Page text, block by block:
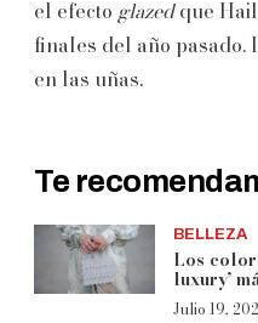
el efecto glazedque
finales del año pasado.
en las uñas.
Te
BELLEZA
Los
luxury’
Julio 19,